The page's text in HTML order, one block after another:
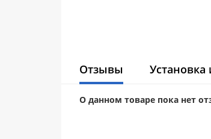
Отзывы
О данном товаре пока нет